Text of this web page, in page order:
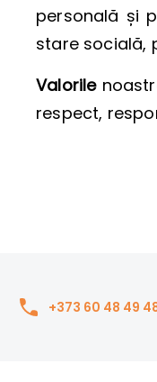
personală și
stare socială,
Valorile
respect,
+373 60 48 49